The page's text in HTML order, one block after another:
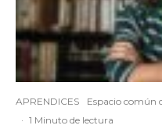
APRENDICES Espacio común
· 1 Minuto de lectura